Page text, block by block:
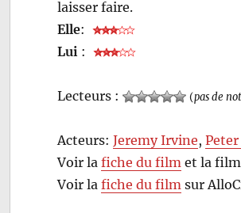
laisser faire.
Elle:
Lui :
Lecteurs : (pas de
Acteurs:Jeremy Irvine,
Voir lafiche du film et la
Voir lafiche du film sur